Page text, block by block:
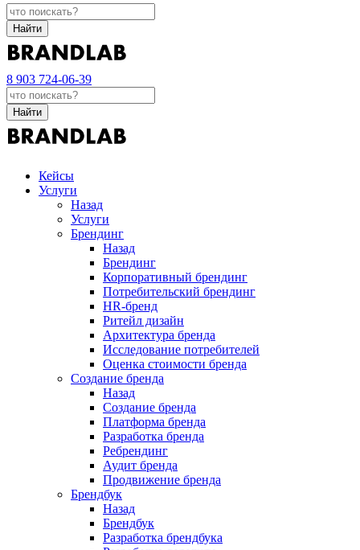
Найти
8 903 724-06-39
Найти
Кейсы
Услуги
Назад
Услуги
Брендинг
Назад
Брендинг
Корпоративный брендинг
Потребительский брендинг
НR-бренд
Ритейл дизайн
Архитектура бренда
Исследование потребителей
Оценка стоимости бренда
Создание бренда
Назад
Создание бренда
Платформа бренда
Разработка бренда
Ребрендинг
Аудит бренда
Продвижение бренда
Брендбук
Назад
Брендбук
Разработка брендбука